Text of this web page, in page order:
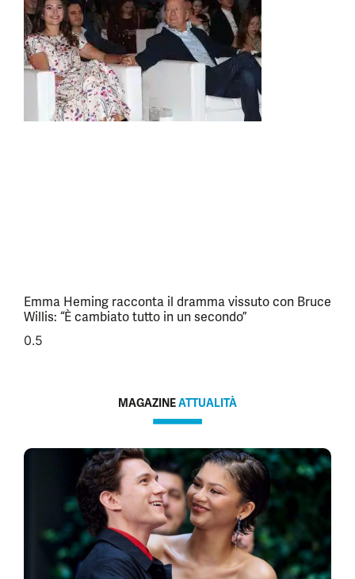
Emma Heming racconta il dramma vissuto con Bruce
Willis: “È cambiato tutto in un secondo”
MAGAZINEATTUALITÀ